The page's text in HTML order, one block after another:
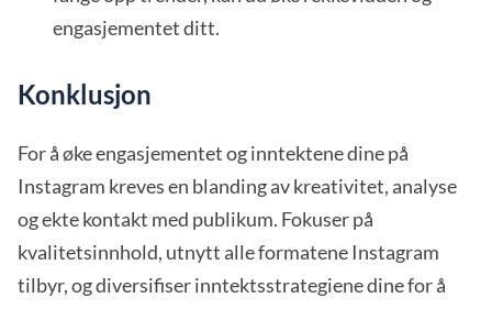
engasjementet ditt.
Konklusjon
For å øke engasjementet og inntektene dine på
Instagram kreves en blanding av kreativitet, analyse
og ekte kontakt med publikum. Fokuser på
kvalitetsinnhold, utnytt alle formatene Instagram
tilbyr, og diversifiser inntektsstrategiene dine for å